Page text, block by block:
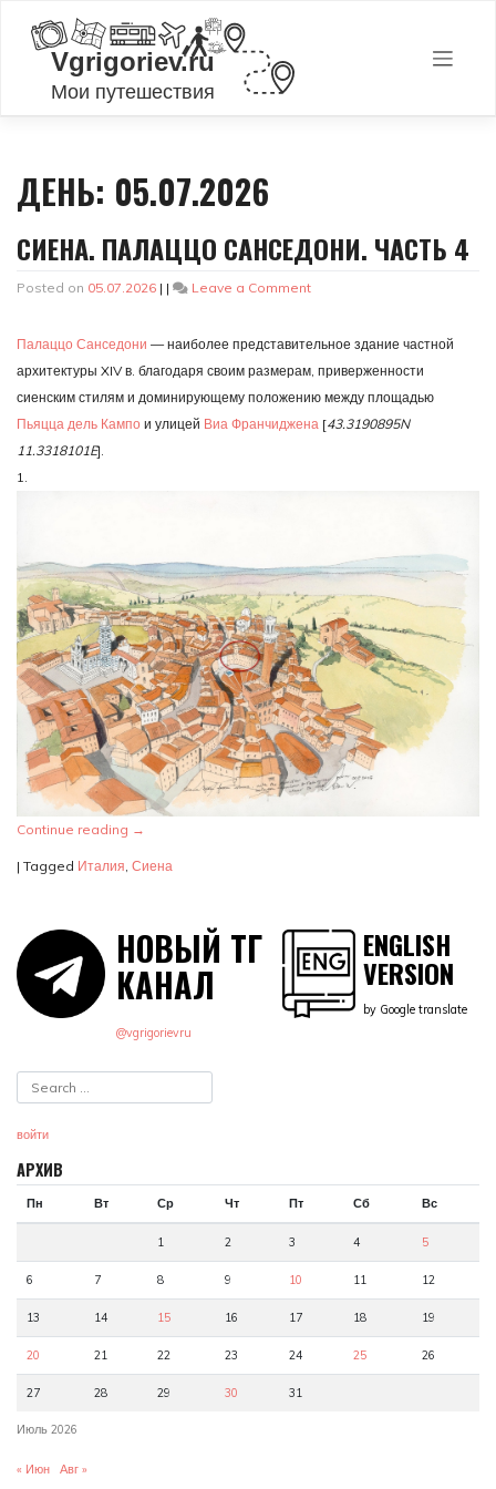
content
ДЕНЬ: 05.07.2026
СИЕНА. ПАЛАЦЦО САНСЕДОНИ. ЧАСТЬ 4
Posted on 05.07.2026 | | Leave a Commenton
Санседони.
Часть
Палаццо Санседони — наиболее представительное здание частной
архитектуры XIV в. благодаря своим размерам, приверженности
сиенским стилям и доминирующему положению между площадью
Пьяцца дель Кампо и улицей Виа Франчиджена [43.3190895N
11.3318101E].
1.
Continue reading →
| Tagged Италия Сиена
НОВЫЙ ТГ
КАНАЛ
@vgrigorievru
ENGLISH
VERSION
by Google translate
войти
АРХИВ
Июль 2026
Пн Вт Ср Чт Пт Сб Вс
1 2 3 4 5
6 7 8 9 10 11 12
13 14 15 16 17 18 19
20 21 22 23 24 25 26
27 28 29 30 31
« Июн Авг »